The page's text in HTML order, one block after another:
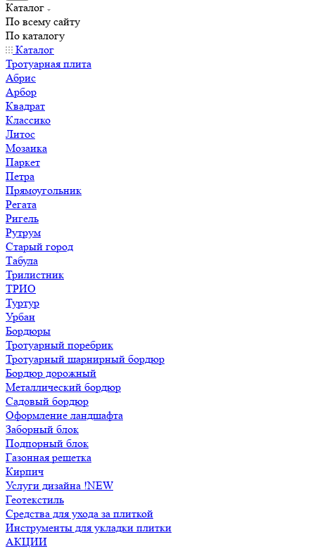
Каталог
По всему сайту
По каталогу
Каталог
Тротуарная плита
Абрис
Арбор
Квадрат
Классико
Литос
Мозаика
Паркет
Петра
Прямоугольник
Регата
Ригель
Рутрум
Старый город
Табула
Трилистник
ТРИО
Туртур
Урбан
Бордюры
Тротуарный поребрик
Тротуарный шарнирный бордюр
Бордюр дорожный
Металлический бордюр
Садовый бордюр
Оформление ландшафта
Заборный блок
Подпорный блок
Газонная решетка
Кирпич
Услуги дизайна !NEW
Геотекстиль
Средства для ухода за плиткой
Инструменты для укладки плитки
АКЦИИ